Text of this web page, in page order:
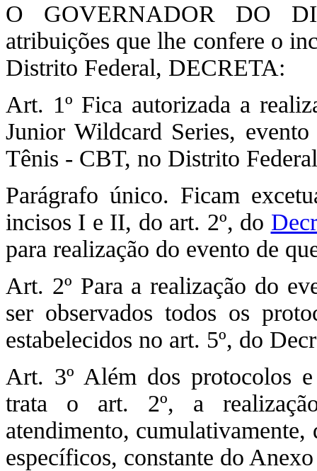
O GOVERNADOR DO
atribuições que lhe confere o
Distrito Federal, DECRETA:
Art. 1º Fica autorizada a
Junior Wildcard Series,
Tênis - CBT, no Distrito
Parágrafo único. Ficam
incisos I e II, do art. 2º, do
para realização do evento de
Art. 2º Para a realização do
ser observados todos os
estabelecidos no art. 5º, do
Art. 3º Além dos protocolos
trata o art. 2º, a
atendimento, cumulativamente,
específicos, constante do